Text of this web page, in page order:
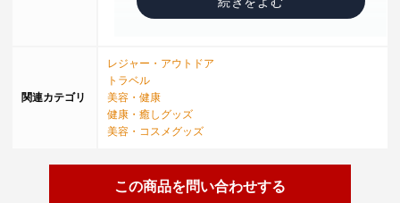
関連カテゴリ
レジャー・アウトドア
トラベル
美容・健康
健康・癒しグッズ
美容・コスメグッズ
この商品を問い合わせする